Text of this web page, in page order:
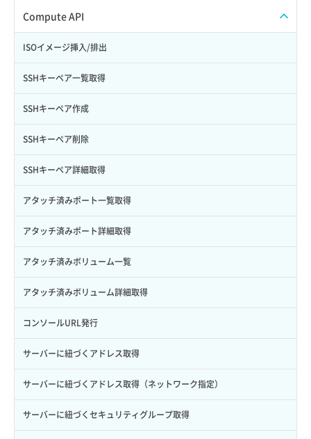
Credential削除
Credential詳細取得
サブユーザーからロールを紐づけ解除
サブユーザーにロールを紐づけ
サブユーザー一覧取得
サブユーザー作成
サブユーザー削除
サブユーザー更新
サブユーザー詳細取得
トークン発行
パーミッション一覧取得
ロールからパーミッションを紐づけ解除
ロールにパーミッションを紐づけ
ロール一覧取得
スナップショット作成
スナップショット削除
スナップショット復元
スナップショット詳細一覧取得
スナップショット詳細取得（アイテム指定）
バックアップリストア
バックアップ一覧取得
バックアップ詳細一覧取得
バックアップ詳細取得
ボリュームイメージ保存
ボリュームタイプ一覧取得
ボリュームタイプ詳細取得
ボリューム一覧取得
ボリューム作成
ISOイメージアップロード
ISOイメージ作成
イメージ一覧取得
イメージ保存使用量取得
イメージ保存容量取得
イメージ保存容量変更
イメージ削除
イメージ詳細取得
Compute API
ISOイメージ挿入/排出
SSHキーペア一覧取得
SSHキーペア作成
SSHキーペア削除
SSHキーペア詳細取得
アタッチ済みポート一覧取得
アタッチ済みポート詳細取得
アタッチ済みボリューム一覧
アタッチ済みボリューム詳細取得
コンソールURL発行
サーバーに紐づくアドレス取得
サーバーに紐づくアドレス取得（ネットワーク指定）
サーバーに紐づくセキュリティグループ取得